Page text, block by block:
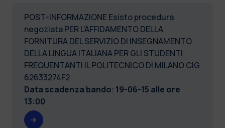
POST-INFORMAZIONE Esisto procedura
negoziata PER L'AFFIDAMENTO DELLA
FORNITURA DEL SERVIZIO DI INSEGNAMENTO
DELLA LINGUA ITALIANA PER GLI STUDENTI
FREQUENTANTI IL POLITECNICO DI MILANO CIG
62633274F2
Data scadenza bando: 19-06-15 alle ore
13:00